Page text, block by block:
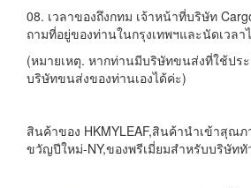
08. เวลาของถึงกทม เจ้าหน้าที่บริษัท
ถามที่อยู่ของท่านในกรุงเทพฯและนัดเวล
(หมายเหตุ. หากท่านมีบริษัทขนส่งที่ใช้ปร
บริษัทขนส่งของท่านเองได้ค่ะ)
สินค้าของ HKMYLEAF,สินค้านำเข้าสุณ
ขวัญปีใหม่-NY,ของพรีเมี่ยมสำหรับบริษัททั